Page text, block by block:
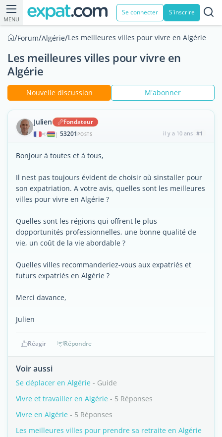
MENU
Se connecter S'inscrire
/Forum/Algérie/Les meilleures villes pour vivre en Algérie
Les meilleures villes pour vivre en
Algérie
Nouvelle discussion M'abonner
Julien Fondateur
| 53201 POSTS il y a 10 ans #1
Bonjour à toutes et à tous,
Il nest pas toujours évident de choisir où sinstaller pour
son expatriation. A votre avis, quelles sont les meilleures
villes pour vivre en Algérie ?
Quelles sont les régions qui offrent le plus
dopportunités professionnelles, une bonne qualité de
vie, un coût de la vie abordable ?
Quelles villes recommanderiez-vous aux expatriés et
futurs expatriés en Algérie ?
Merci davance,
Julien
Réagir Répondre
Voir aussi
Se déplacer en Algérie - Guide
Vivre et travailler en Algérie - 5 Réponses
Vivre en Algérie - 5 Réponses
Les meilleures villes pour prendre sa retraite en Algérie